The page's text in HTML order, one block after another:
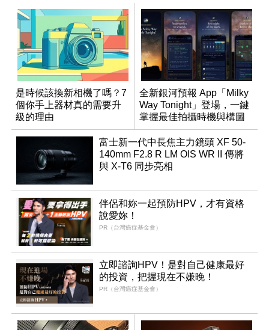
是時候該換新相機了嗎？7
個你手上器材真的需要升
級的理由
全新銀河預報 App「Milky
Way Tonight」登場，一鍵
掌握最佳拍攝時機與構圖
富士新一代中長焦主力鏡頭 XF 50-
140mm F2.8 R LM OIS WR II 傳將
與 X-T6 同步亮相
伴侶和妳一起預防HPV，才有資格
說愛妳！
PR（台灣癌症基金會）
立即諮詢HPV！是對自己健康最好
的投資，把握現在不嫌晚！
PR（台灣癌症基金會）